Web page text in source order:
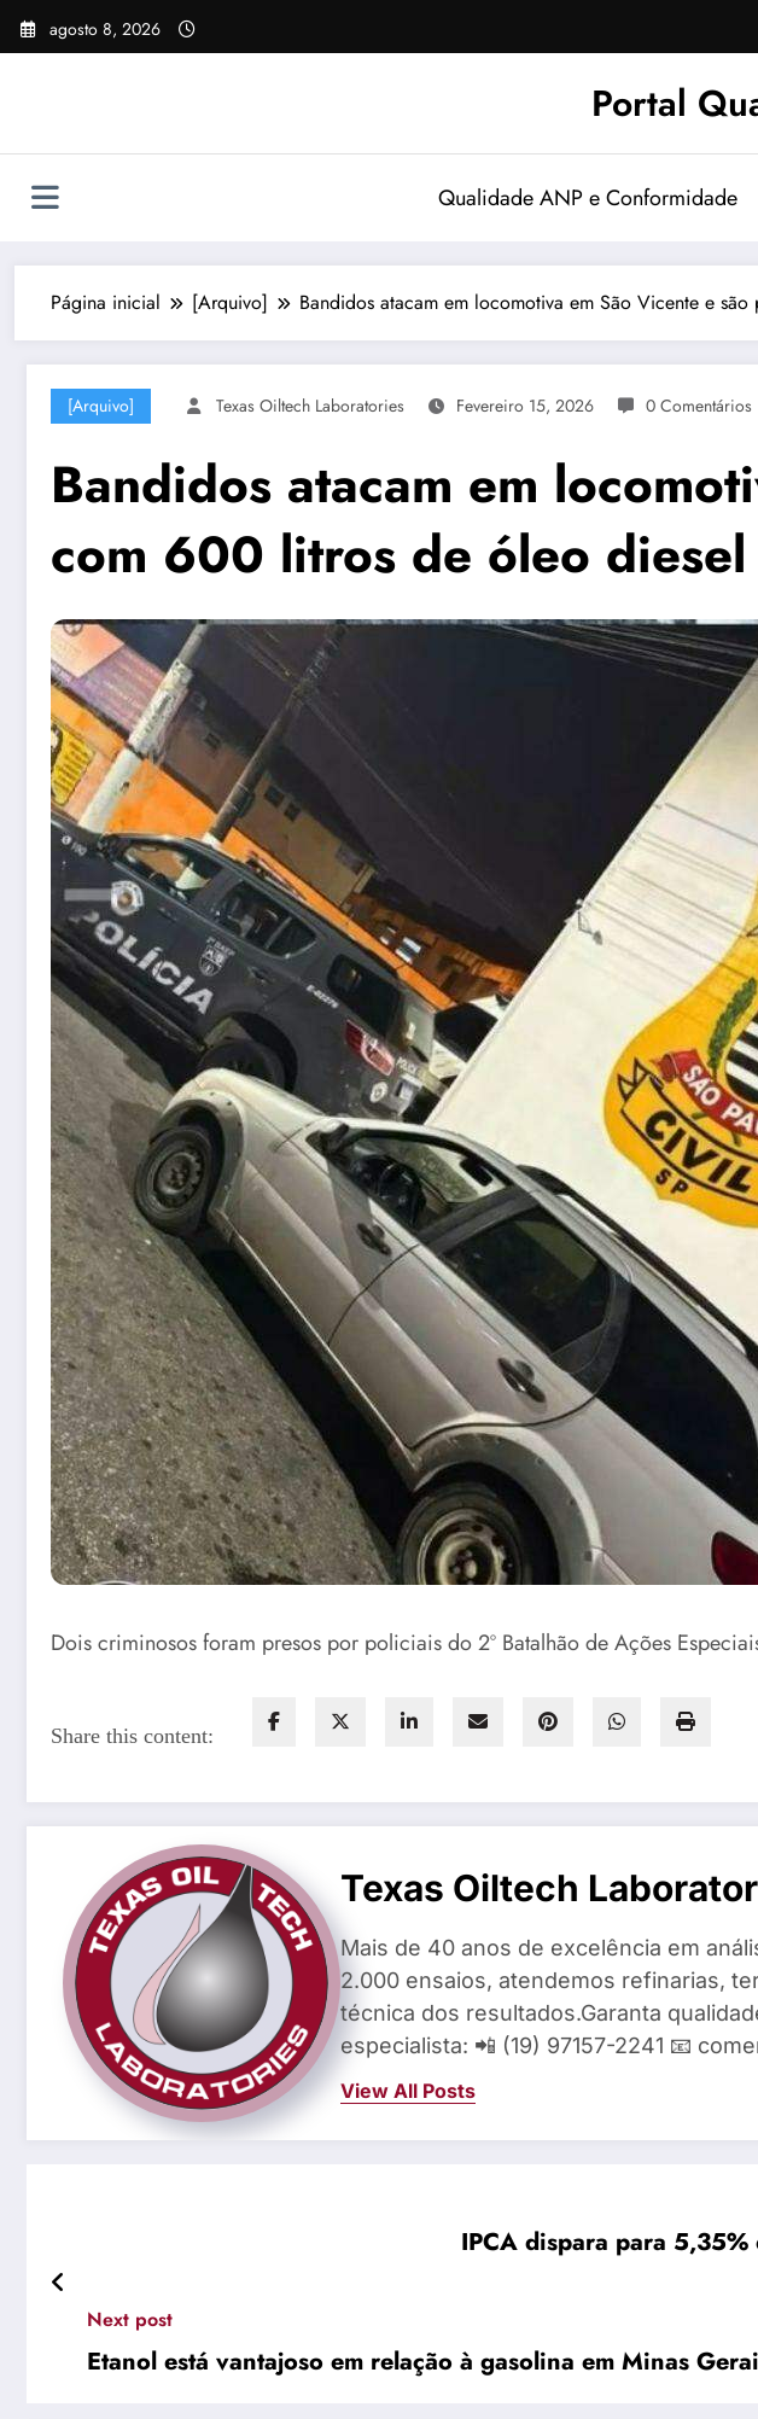
Pular
para
agosto 8, 2026
Portal
Qualidade ANP e Conformidade
Página inicial [Arquivo] Bandidos atacam em locomotiva em São Vicente e
[Arquivo] Texas Oiltech Laboratories Fevereiro 15, 2026 0 Comentários
Bandidos atacam em
com 600 litros de óleo
Dois criminosos foram presos por policiais do 2º Batalhão de Ações
Share this content:
Texas Oiltech
Mais de 40 anos de excelência em
2.000 ensaios, atendemos refinarias,
técnica dos resultados.Garanta
especialista: 📲 (19) 97157-2241 📧
View All Posts
IPCA dispara para
Next post
Etanol está vantajoso em relação à gasolina em Minas